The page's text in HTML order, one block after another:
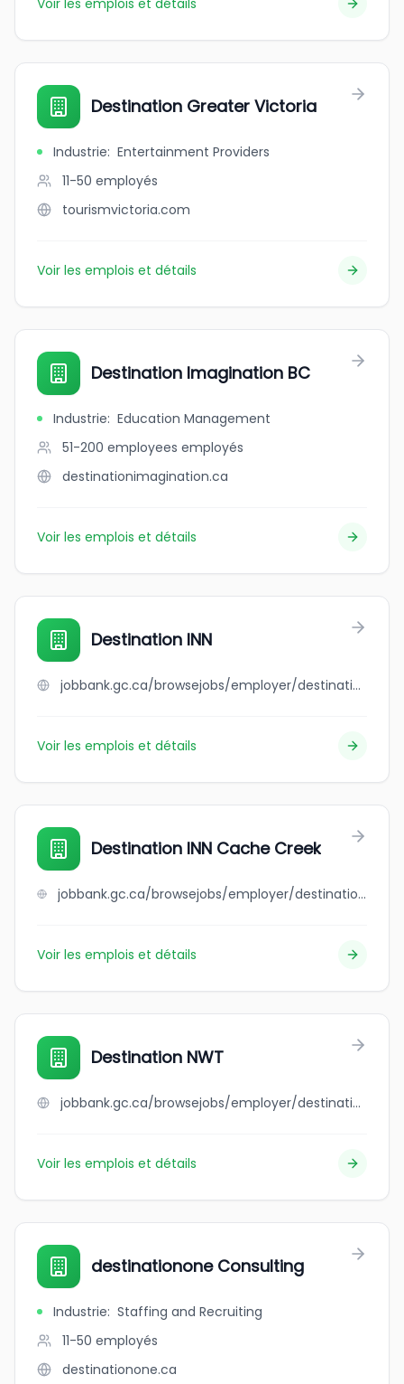
Voir les emplois et détails
Destination Greater Victoria
Industrie: Entertainment Providers
11-50 employés
tourismvictoria.com
Voir les emplois et détails
Destination Imagination BC
Industrie: Education Management
51-200 employees employés
destinationimagination.ca
Voir les emplois et détails
Destination INN
jobbank.gc.ca/browsejobs/employer/destination+inn/ca
Voir les emplois et détails
Destination INN Cache Creek
jobbank.gc.ca/browsejobs/employer/destination+inn+cache+creek/ca
Voir les emplois et détails
Destination NWT
jobbank.gc.ca/browsejobs/employer/destination+nwt/ca
Voir les emplois et détails
destinationone Consulting
Industrie: Staffing and Recruiting
11-50 employés
destinationone.ca